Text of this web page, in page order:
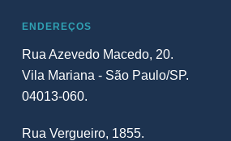
ENDEREÇOS
Rua Azevedo Macedo, 20.
Vila Mariana - São Paulo/SP.
04013-060.
Rua Vergueiro, 1855.